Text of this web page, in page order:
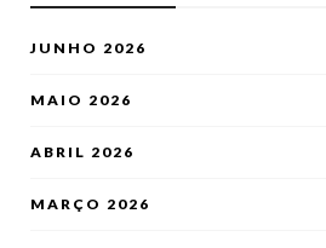
JUNHO 2026
MAIO 2026
ABRIL 2026
MARÇO 2026